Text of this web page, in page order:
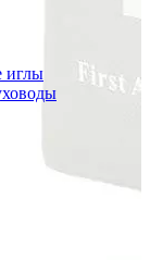
иглы